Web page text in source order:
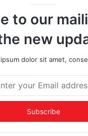
to our
new
dolor sit amet,